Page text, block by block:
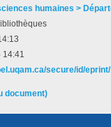
humaines >
14:41
secure/id/
document)